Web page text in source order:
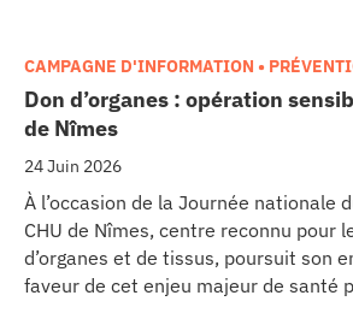
Don d’organes : opération
de Nîmes
24 Juin 2026
CAMPAGNE D'INFORMATION •
À l’occasion de la Journée nationale
CHU de Nîmes, centre reconnu pour
d’organes et de tissus, poursuit son
faveur de cet enjeu majeur de santé